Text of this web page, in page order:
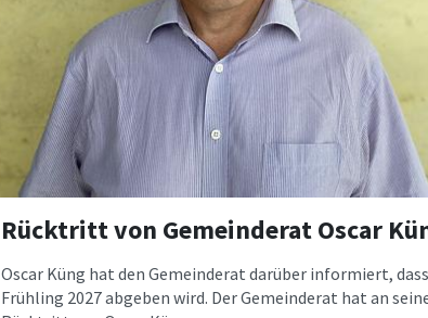
Rücktritt von Gemeinderat Oscar
Oscar Küng hat den Gemeinderat darüber informiert,
Frühling 2027 abgeben wird. Der Gemeinderat hat an